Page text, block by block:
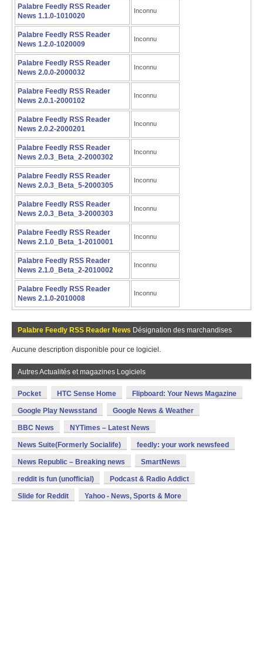
Palabre Feedly RSS Reader
News 1.1.0-1010020
Inconnu
Palabre Feedly RSS Reader
News 1.2.0-1020009
Inconnu
Palabre Feedly RSS Reader
News 2.0.0-2000032
Inconnu
Palabre Feedly RSS Reader
News 2.0.1-2000102
Inconnu
Palabre Feedly RSS Reader
News 2.0.2-2000201
Inconnu
Palabre Feedly RSS Reader
News 2.0.3_Beta_2-2000302
Inconnu
Palabre Feedly RSS Reader
News 2.0.3_Beta_5-2000305
Inconnu
Palabre Feedly RSS Reader
News 2.0.3_Beta_3-2000303
Inconnu
Palabre Feedly RSS Reader
News 2.1.0_Beta_1-2010001
Inconnu
Palabre Feedly RSS Reader
News 2.1.0_Beta_2-2010002
Inconnu
Palabre Feedly RSS Reader
News 2.1.0-2010008
Inconnu
Palabre Feedly RSS Reader News Désignation des marchandises
Aucune description disponible pour ce logiciel.
Autres Actualités et magazines Logiciels
Pocket HTC Sense Home Flipboard: Your News Magazine
Google Play Newsstand Google News & Weather
BBC News NYTimes – Latest News
News Suite(Formerly Socialife) feedly: your work newsfeed
News Republic – Breaking news SmartNews
reddit is fun (unofficial) Podcast & Radio Addict
Slide for Reddit Yahoo - News, Sports & More